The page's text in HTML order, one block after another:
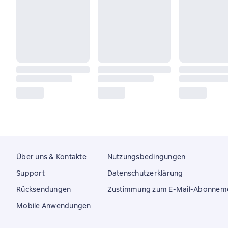
Über uns & Kontakte
Support
Rücksendungen
Mobile Anwendungen
Nutzungsbedingungen
Datenschutzerklärung
Zustimmung zum E-Mail-